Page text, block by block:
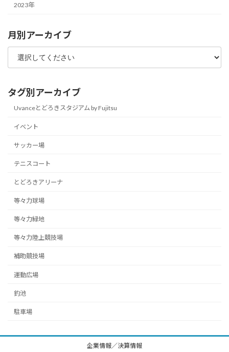
2023年
月別アーカイブ
タグ別アーカイブ
Uvanceとどろきスタジアム by Fujitsu
イベント
サッカー場
テニスコート
とどろきアリーナ
等々力球場
等々力緑地
等々力陸上競技場
補助競技場
運動広場
釣池
駐車場
企業情報／決算情報